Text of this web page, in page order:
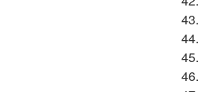
43.
44.
45.
46.